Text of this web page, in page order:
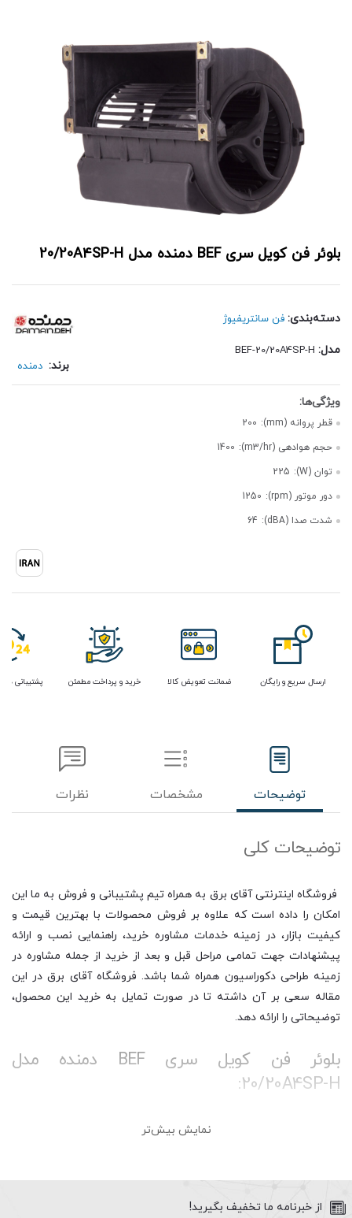
بلوئر فن کویل سری BEF دمنده مدل 20/20A4SP-H
دسته‌بندی: فن سانتریفیوژ
مدل:
برند: دمنده
قطر پروانه (mm):
200
حجم هوادهی (m3/hr):
1400
توان (W):
225
دور موتور (rpm):
1250
شدت صدا (dBA):
64
ارسال سریع و رایگان ضمانت تعویض کالا خرید و پرداخت مطمئن پشتیبانی
توضیحات مشخصات نظرات
توضیحات کلی
فروشگاه اینترنتی آقای برق به همراه تیم پشتیبانی و فروش به ما این
امکان را داده است که علاوه بر فروش محصولات با بهترین قیمت و
کیفیت بازار، در زمینه خدمات مشاوره خرید، راهنمایی نصب و ارائه
پیشنهادات جهت تمامی مراحل قبل و بعد از خرید از جمله مشاوره در
زمینه طراحی دکوراسیون همراه شما باشد. فروشگاه آقای برق در این
مقاله سعی بر آن داشته تا در صورت تمایل به خرید این محصول،
توضیحاتی را ارائه دهد.
بلوئر فن کویل سری BEF دمنده مدل
20/20A4SP-H:
بلوئر فن کویل یکی از محصولات با کیفیت و پر فروش شرکت دمنده
طبق آخرین دانش روز دنیا طراحی می شود. صد در صد محصولات
نمایش بیش‌تر
از خبرنامه ما تخفیف بگیرید!